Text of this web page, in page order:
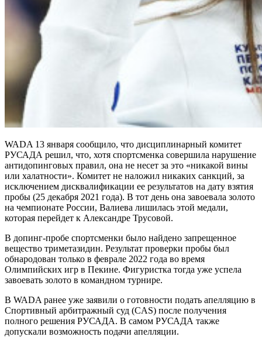
WADA 13 января сообщило, что дисциплинарный комитет
РУСАДА решил, что, хотя спортсменка совершила нарушение
антидопинговых правил, она не несет за это «никакой вины
или халатности». Комитет не наложил никаких санкций, за
исключением дисквалификации ее результатов на дату взятия
пробы (25 декабря 2021 года). В тот день она завоевала золото
на чемпионате России, Валиева лишилась этой медали,
которая перейдет к Александре Трусовой.
В допинг-пробе спортсменки было найдено запрещенное
вещество триметазидин. Результат проверки пробы был
обнародован только в феврале 2022 года во время
Олимпийских игр в Пекине. Фигуристка тогда уже успела
завоевать золото в командном турнире.
В WADA ранее уже заявили о готовности подать апелляцию в
Спортивный арбитражный суд (CAS) после получения
полного решения РУСАДА. В самом РУСАДА также
допускали возможность подачи апелляции.